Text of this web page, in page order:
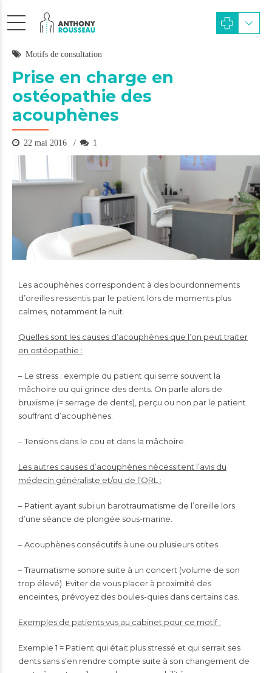
Motifs de consultation
Prise en charge en
ostéopathie des
acouphènes
22 mai 2016 1
Les acouphènes correspondent à des bourdonnements
d’oreilles ressentis par le patient lors de moments plus
calmes, notamment la nuit.
Quelles sont les causes d’acouphènes que l’on peut traiter
en ostéopathie :
– Le stress : exemple du patient qui serre souvent la
mâchoire ou qui grince des dents. On parle alors de
bruxisme (= serrage de dents), perçu ou non par le patient
souffrant d’acouphènes.
– Tensions dans le cou et dans la mâchoire.
Les autres causes d’acouphènes nécessitent l’avis du
médecin généraliste et/ou de l’ORL :
– Patient ayant subi un barotraumatisme de l’oreille lors
d’une séance de plongée sous-marine.
– Acouphènes consécutifs à une ou plusieurs otites.
– Traumatisme sonore suite à un concert (volume de son
trop élevé). Eviter de vous placer à proximité des
enceintes, prévoyez des boules-quies dans certains cas.
Exemples de patients vus au cabinet pour ce motif :
Exemple 1 = Patient qui était plus stressé et qui serrait ses
dents sans s’en rendre compte suite à son changement de